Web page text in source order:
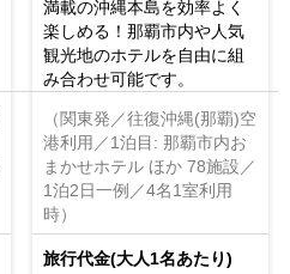
満載の沖縄本島を効率よく
楽しめる！那覇市内や人気
観光地のホテルを自由に組
み合わせ可能です。
（関東発／往復沖縄(那覇)空
港利用／1泊目: 那覇市内お
まかせホテル ほか 78施設／
1泊2日一例／4名1室利用
時）